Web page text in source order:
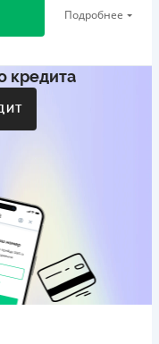
Подробнее
кредит (от
программа
кредита